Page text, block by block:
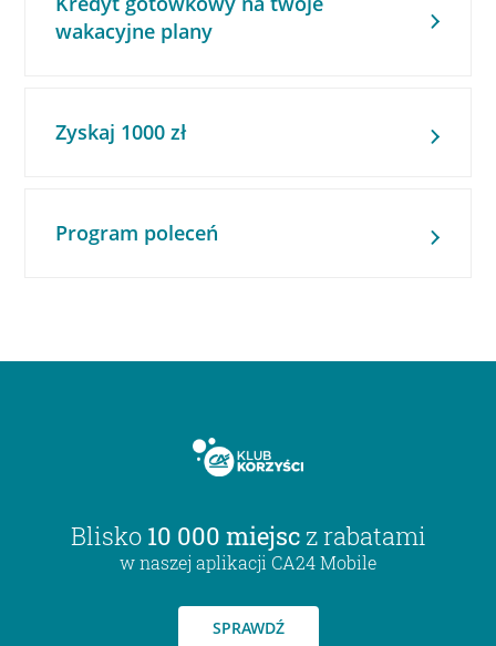
wakacyjne plany
Zyskaj 1000 zł
Program poleceń
Blisko 10 000 miejsc z rabatami
w naszej aplikacji CA24 Mobile
SPRAWDŹ